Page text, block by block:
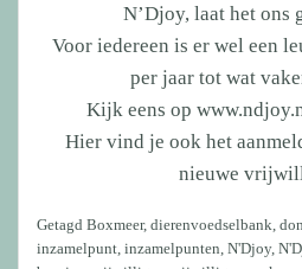
N’Djoy, laat het ons
Voor iedereen is er wel een
per jaar tot wat
Kijk eens op
Hier vind je ook het
nieuwe
Getagd Boxmeer, dierenvoedselbank
inzamelpunt inzamelpunten N'Djoy,